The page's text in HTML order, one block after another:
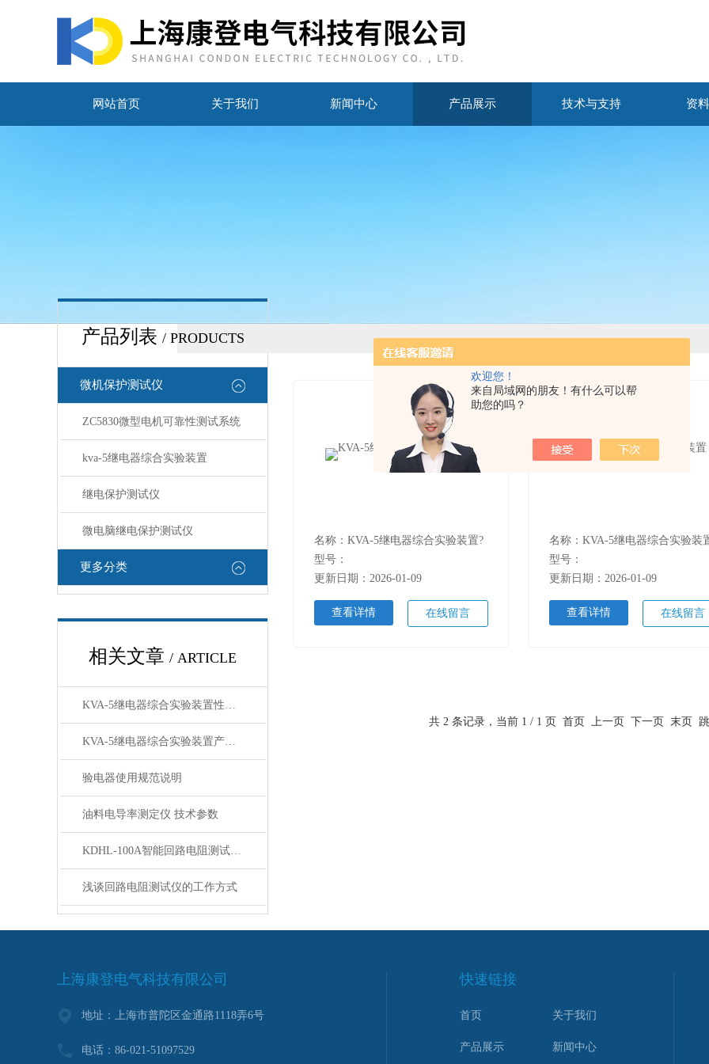
欢迎您！
来自局域网的朋友！有什么可以帮
助您的吗？
网站首页 关于我们 新闻中心 产品展示 技术与支持 资
产品列表 / PRODUCTS
微机保护测试仪
ZC5830微型电机可靠性测试系统
kva-5继电器综合实验装置
继电保护测试仪
微电脑继电保护测试仪
更多分类
相关文章 / ARTICLE
KVA-5继电器综合实验装置性能优点
KVA-5继电器综合实验装置产品概述
验电器使用规范说明
油料电导率测定仪 技术参数
KDHL-100A智能回路电阻测试仪面板说明及接线
浅谈回路电阻测试仪的工作方式
名称：KVA-5继电器综合实验装置?
型号：
更新日期：2026-01-09
查看详情 在线留言
名称：KVA-5继电器综合实验装
型号：
更新日期：2026-01-09
查看详情 在线留言
共 2 条记录，当前 1 / 1 页 首页 上一页 下一页 末页
上海康登电气科技有限公司
地址：上海市普陀区金通路1118弄6号
电话：86-021-51097529
快速链接
首页 关于我们
产品展示 新闻中心